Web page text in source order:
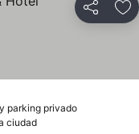
Compartir
parking privado
ciudad